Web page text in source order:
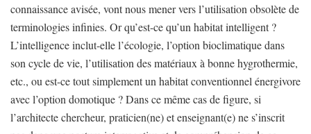
connaissance avisée, vont nous mener vers l’utilisation obsolète de
terminologies infinies. Or qu’est-ce qu’un habitat intelligent ?
L’intelligence inclut-elle l’écologie, l’option bioclimatique dans
son cycle de vie, l’utilisation des matériaux à bonne hygrothermie,
etc., ou est-ce tout simplement un habitat conventionnel énergivore
avec l’option domotique ? Dans ce même cas de figure, si
l’architecte chercheur, praticien(ne) et enseignant(e) ne s’inscrit